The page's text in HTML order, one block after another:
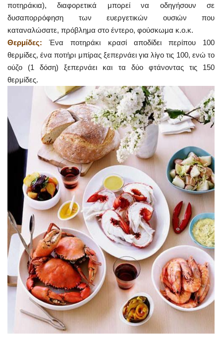
ποτηράκια), διαφορετικά μπορεί να οδηγήσουν σε
δυσαπορρόφηση των ευεργετικών ουσιών που
καταναλώσατε, πρόβλημα στο έντερο, φούσκωμα κ.ο.κ.
Θερμίδες:Ένα ποτηράκι κρασί αποδίδει περίπου 100
θερμίδες, ένα ποτήρι μπίρας ξεπερνάει για λίγο τις 100, ενώ το
ούζο (1 δόση) ξεπερνάει και τα δύο φτάνοντας τις 150
θερμίδες.